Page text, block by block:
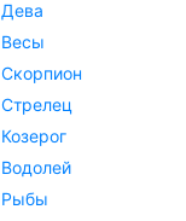
Дева
Весы
Скорпион
Стрелец
Козерог
Водолей
Рыбы